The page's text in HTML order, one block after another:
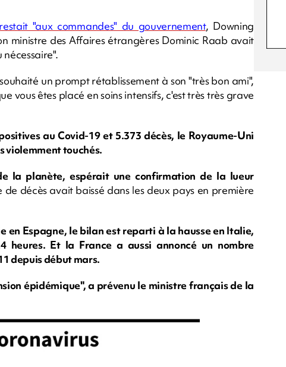
"aux commandes" du gouvernement, Downing
ministre des Affaires étrangères Dominic Raab avait
un prompt rétablissement à son "très bon ami",
vous êtes placé en soins intensifs, c'est très très grave
au Covid-19 et 5.373 décès, le Royaume-Uni
violemment touchés.
la planète, espérait une confirmation de la lueur
de décès avait baissé dans les deux pays en première
en Espagne, le bilan est reparti à la hausse en Italie,
heures. Et la France a aussi annoncé un nombre
depuis début mars.
épidémique", a prévenu le ministre français de la